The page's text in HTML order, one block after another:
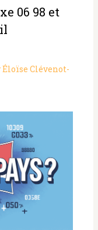
06 98 et
Éloïse Clévenot-